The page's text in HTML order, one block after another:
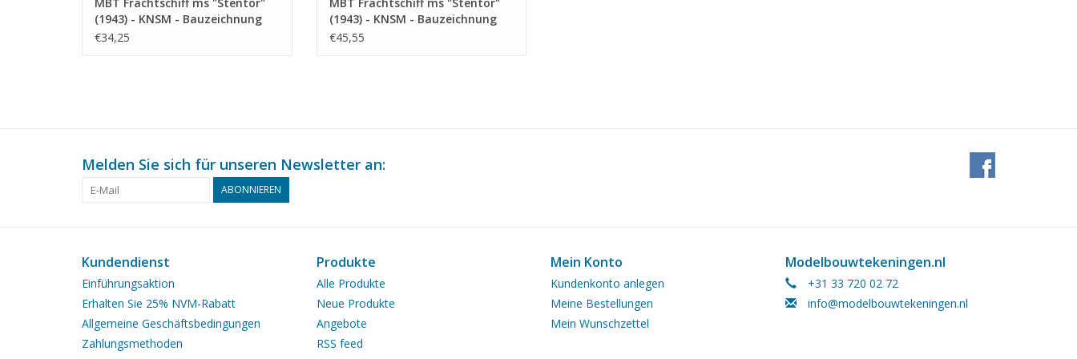
(1943) - KNSM - Bauzeichnung
Maßstab 1 : 200 (10.10.025)
€34,25
(1943) - KNSM - Bauzeichnung
Maßstab 1 : 100 (10.10.025/A)
€45,55
Melden Sie sich für unseren Newsletter an:
ABONNIEREN
Kundendienst
Einführungsaktion
Erhalten Sie 25% NVM-Rabatt
Allgemeine Geschäftsbedingungen
Zahlungsmethoden
Produkte
Alle Produkte
Neue Produkte
Angebote
RSS feed
Mein Konto
Kundenkonto anlegen
Meine Bestellungen
Mein Wunschzettel
Modelbouwtekeningen.nl
+31 33 720 02 72
info@modelbouwtekeningen.nl